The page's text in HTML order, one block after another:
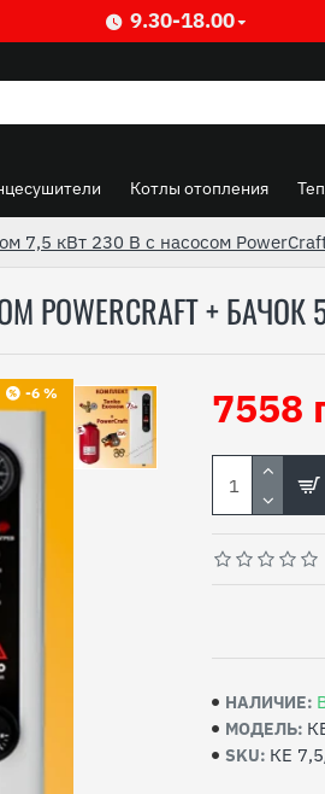
9.30-18.00
Котлы отопления
7,5 кВт 230 В с насосом
+ БАЧОК
-6 %
НАЛИЧИЕ:
МОДЕЛЬ:
SKU: КЕ
7558